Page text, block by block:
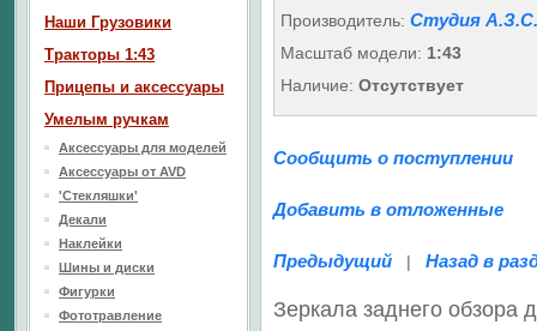
Производитель: Студия А.З.С.
Масштаб модели: 1:43
Наличие: Отсутствует
Сообщить о поступлении
Добавить в отложенные
Предыдущий | Назад в
Зеркала заднего
Наши Грузовики
Тракторы 1:43
Прицепы и аксессуары
Умелым ручкам
Аксессуары для моделей
Аксессуары от AVD
'Стекляшки'
Декали
Наклейки
Шины и диски
Фигурки
Фототравление